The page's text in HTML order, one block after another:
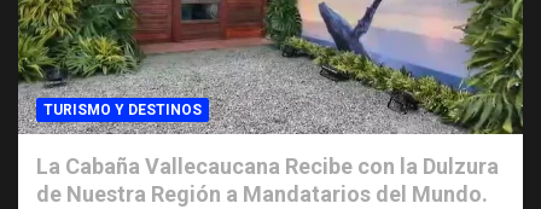
TURISMO Y DESTINOS
La Cabaña Vallecaucana Recibe con la Dulzura
de Nuestra Región a Mandatarios del Mundo.